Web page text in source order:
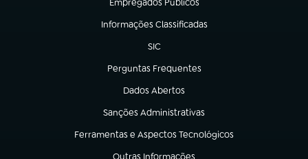
(abre em nova aba)
Informações Classificadas
(abre em nova aba)
SIC
(abre em nova aba)
Perguntas Frequentes
(abre em nova aba)
Dados Abertos
(abre em nova aba)
Sanções Administrativas
(abre em nova aba)
Ferramentas e Aspectos Tecnológicos
(abre em nova aba)
Outras Informações